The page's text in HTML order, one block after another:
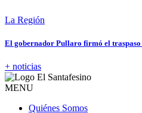
La Región
El gobernador Pullaro firmó el
+ noticias
MENU
Quiénes Somos